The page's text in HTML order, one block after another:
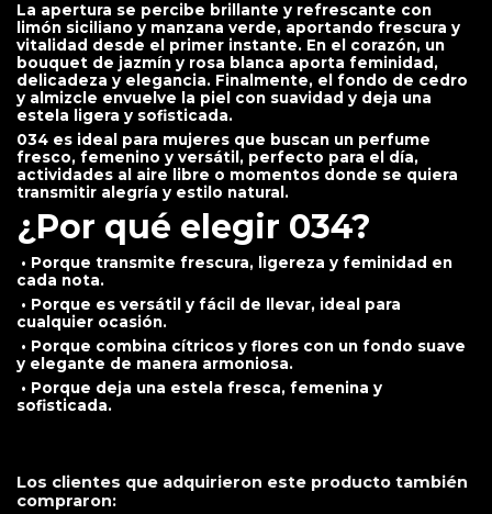
La apertura se percibe brillante y refrescante con
limón siciliano y manzana verde, aportando frescura y
vitalidad desde el primer instante. En el corazón, un
bouquet de jazmín y rosa blanca aporta feminidad,
delicadeza y elegancia. Finalmente, el fondo de cedro
y almizcle envuelve la piel con suavidad y deja una
estela ligera y sofisticada.
034 es ideal para mujeres que buscan un perfume
fresco, femenino y versátil, perfecto para el día,
actividades al aire libre o momentos donde se quiera
transmitir alegría y estilo natural.
¿Por qué elegir 034?
• Porque transmite frescura, ligereza y feminidad en
cada nota.
• Porque es versátil y fácil de llevar, ideal para
cualquier ocasión.
• Porque combina cítricos y flores con un fondo suave
y elegante de manera armoniosa.
• Porque deja una estela fresca, femenina y
sofisticada.
Los clientes que adquirieron este producto también
compraron: